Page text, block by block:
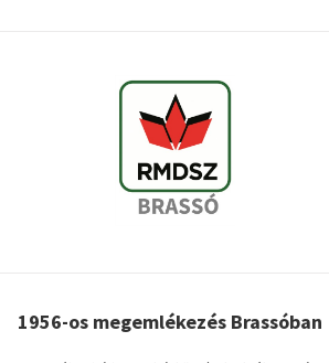
1956-os megemlékezés Brassóban